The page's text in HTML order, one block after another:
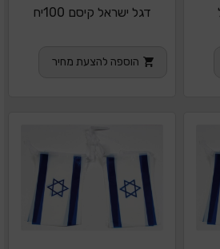
דגל ישראל קיסם 100יח
הוספה להצעת מחיר